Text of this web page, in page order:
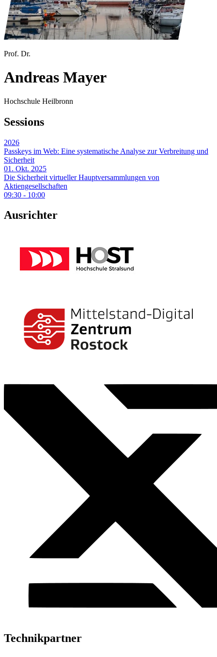
Prof. Dr.
Andreas Mayer
Hochschule Heilbronn
Sessions
2026
Passkeys im Web: Eine systematische Analyse zur Verbreitung und
Sicherheit
01. Okt. 2025
Die Sicherheit virtueller Hauptversammlungen von
Aktiengesellschaften
09:30 - 10:00
Ausrichter
Technikpartner